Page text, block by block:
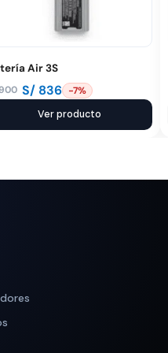
Air 3S
S/ 836 -7%
Ver producto